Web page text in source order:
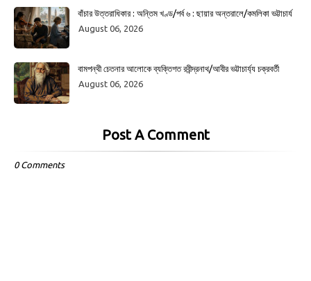
বাঁচার উত্তরাধিকার : অন্তিম খণ্ড/পর্ব ৬ : ছায়ার অন্তরালে/কমলিকা ভট্টাচার্য
August 06, 2026
বামপন্থী চেতনার আলোকে ব্যক্তিগত রবীন্দ্রনাথ/আবীর ভট্টাচার্য্য চক্রবর্তী
August 06, 2026
Post A Comment
0 Comments